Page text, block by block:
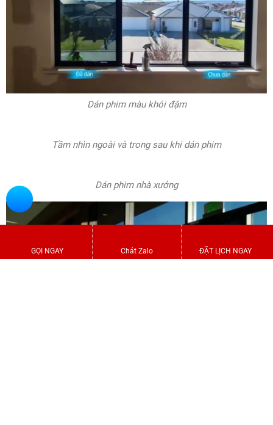
Dán phim căn hộ cao cấp màu khói nhạt
GỌI NGAY Chát Zalo ĐẶT LỊCH NGAY